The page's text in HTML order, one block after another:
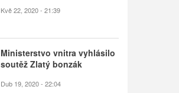
Kvě 22, 2020 - 21:39
Ministerstvo vnitra vyhlásilo
soutěž Zlatý bonzák
Dub 19, 2020 - 22:04